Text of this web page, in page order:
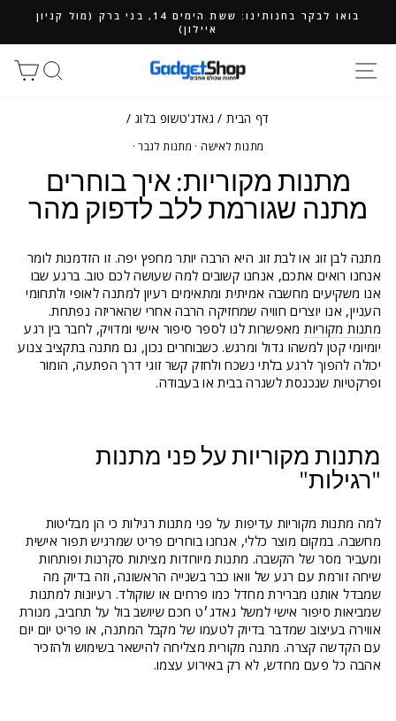
בואו לבקר בחנותינו: ששת הימים 14, בני ברק (מול קניון
איילון)
חיפוש
דף הבית / גאדג'טשופ בלוג /
מתנות לאישה · מתנות לגבר·
מתנות מקוריות: איך בוחרים
מתנה שגורמת ללב לדפוק מהר
מתנה לבן זוג או לבת זוג היא הרבה יותר מחפץ יפה. זו הזדמנות לומר
אנחנו רואים אתכם, אנחנו קשובים למה שעושה לכם טוב. ברגע שבו
אנו משקיעים מחשבה אמיתית ומתאימים רעיון למתנה לאופי ולתחומי
העניין, אנו יוצרים חוויה שמחזיקה הרבה אחרי שהאריזה נפתחת.
מתנות מקוריותמאפשרות לנו לספר סיפור אישי ומדויק, לחבר בין רגע
יומיומי קטן למשהו גדול ומרגש. כשבוחרים נכון, גם מתנה בתקציב צנוע
יכולה להפוך לרגע בלתי נשכח ולחזק קשר זוגי דרך הפתעה, הומור
ופרקטיות שנכנסת לשגרה בבית או בעבודה.
מתנות מקוריות על פני מתנות
"רגילות"
למה מתנות מקוריות עדיפות על פני מתנות רגילות כי הן מבליטות
מחשבה. במקום מוצר כללי, אנחנו בוחרים פריט שמרגיש תפור אישית
ומעביר מסר של הקשבה. מתנות מיוחדות מציתות סקרנות ופותחות
שיחה זורמת עם רגע של וואו כבר בשנייה הראשונה, וזה בדיוק מה
שמבדל אותנו מברירת מחדל כמו פרחים או שוקולד. רעיונות למתנות
שמביאות סיפור אישי למשל גאדג׳ט חכם שיושב בול על תחביב, מנורת
אווירה בעיצוב שמדבר בדיוק לטעמו של מקבל המתנה, או פריט יום יום
עם הקדשה קצרה. מתנה מקורית מצליחה להישאר בשימוש ולהזכיר
אהבה כל פעם מחדש, לא רק באירוע עצמו.